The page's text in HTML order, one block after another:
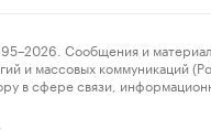
Сообщения и материалы
и массовых коммуникаций
в сфере связи,